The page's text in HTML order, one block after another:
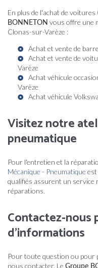
En plus de l'achat de
BONNETON vous offre une
Clonas-sur-Varèze :
Achat et vente de
Achat et vente de
Varèze
Achat véhicule
Varèze
Achat véhicule
Visitez notre
pneumatique
Pour l'entretien et la
Mécanique - Pneumatique est
qualifiés assurent un service
réparations.
Contactez-nous
d'informations
Pour toute question ou pour
nous contacter. Le Groupe